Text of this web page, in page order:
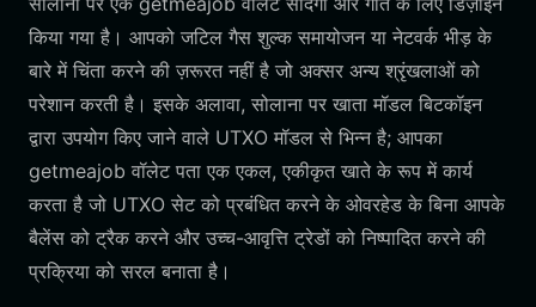
किया गया है। आपको जटिल गैस शुल्क समायोजन या नेटवर्क भीड़ के
बारे में चिंता करने की ज़रूरत नहीं है जो अक्सर अन्य श्रृंखलाओं को
परेशान करती है। इसके अलावा, सोलाना पर खाता मॉडल बिटकॉइन
द्वारा उपयोग किए जाने वाले UTXO मॉडल से भिन्न है; आपका
getmeajob वॉलेट पता एक एकल, एकीकृत खाते के रूप में कार्य
करता है जो UTXO सेट को प्रबंधित करने के ओवरहेड के बिना आपके
बैलेंस को ट्रैक करने और उच्च-आवृत्ति ट्रेडों को निष्पादित करने की
प्रक्रिया को सरल बनाता है।